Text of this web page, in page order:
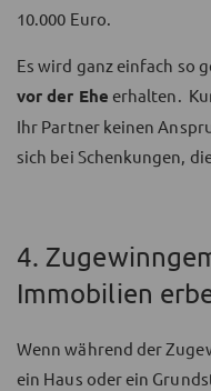
10.000 Euro.
Es wird ganz einfach so
vor der Ehe erhalten.
Ihr Partner keinen
sich bei Schenkungen,
4.
Immobilien
Wenn während der
ein Haus oder ein